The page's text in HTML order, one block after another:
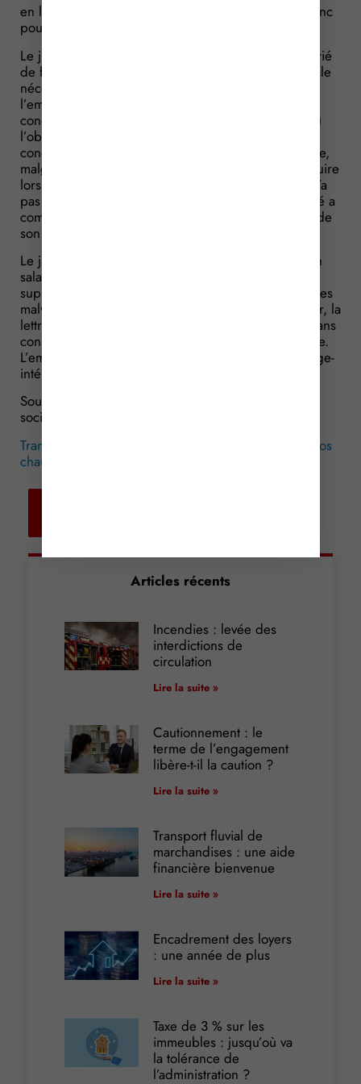
en l’exposant à des poursuites pénales. Il estime donc
pouvoir obtenir le paiement de dommage-intérêts.
Le juge rappelle que l’initiative qui pèse sur le salarié
de faire en temps utile la demande de visite médicale
nécessaire à la validité de son permis, n’ôte pas à
l’employeur (qui détient la copie des permis de
conduire et des visites médicales de ses chauffeurs)
l’obligation de s’assurer que ceux-ci sont en état de
conduire. Or, l’employeur a laissé le salarié conduire,
malgré son refus de présenter son permis de conduire
lors de la remise du bulletin de paie. L’employeur n’a
pas rempli son obligation de sécurité, mais le salarié a
commis une faute en conduisant malgré l’invalidité de
son permis.
Le juge ajoute que la responsabilité pécuniaire d’un
salarié ne peut résulter que de sa faute lourde qui
suppose une intention de nuire et doit résulter d’actes
malveillants commis au préjudice de l’employeur. Or, la
lettre de licenciement mentionne une faute grave, sans
constater l’intention du salarié de nuire à l’entreprise.
L’employeur ne peut donc pas réclamer de dommage-
intérêts.
Source :Arrêt de la Cour de cassation, chambre
sociale, du 25 janvier 2017, n° 14-26071
Transporteurs : attention à la validité du permis de vos
chauffeurs !
Articles récents
Incendies : levée des
interdictions de
circulation
Lire la suite »
Cautionnement : le
terme de l’engagement
libère-t-il la caution ?
Lire la suite »
Transport fluvial de
marchandises : une aide
financière bienvenue
Lire la suite »
Encadrement des loyers
: une année de plus
Lire la suite »
Taxe de 3 % sur les
immeubles : jusqu’où va
la tolérance de
l’administration ?